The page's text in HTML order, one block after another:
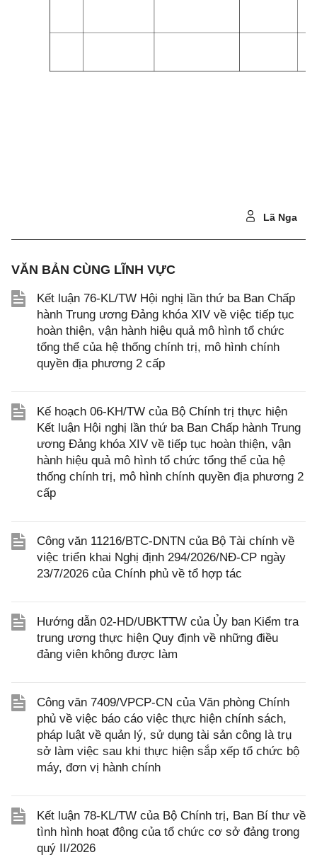
Lã Nga
VĂN BẢN CÙNG LĨNH VỰC
Kết luận 76-KL/TW Hội nghị lần thứ ba Ban Chấp
hành Trung ương Đảng khóa XIV về việc tiếp tục
hoàn thiện, vận hành hiệu quả mô hình tổ chức
tổng thể của hệ thống chính trị, mô hình chính
quyền địa phương 2 cấp
Kế hoạch 06-KH/TW của Bộ Chính trị thực hiện
Kết luận Hội nghị lần thứ ba Ban Chấp hành Trung
ương Đảng khóa XIV về tiếp tục hoàn thiện, vận
hành hiệu quả mô hình tổ chức tổng thể của hệ
thống chính trị, mô hình chính quyền địa phương 2
cấp
Công văn 11216/BTC-DNTN của Bộ Tài chính về
việc triển khai Nghị định 294/2026/NĐ-CP ngày
23/7/2026 của Chính phủ về tổ hợp tác
Hướng dẫn 02-HD/UBKTTW của Ủy ban Kiểm tra
trung ương thực hiện Quy định về những điều
đảng viên không được làm
Công văn 7409/VPCP-CN của Văn phòng Chính
phủ về việc báo cáo việc thực hiện chính sách,
pháp luật về quản lý, sử dụng tài sản công là trụ
sở làm việc sau khi thực hiện sắp xếp tổ chức bộ
máy, đơn vị hành chính
Kết luận 78-KL/TW của Bộ Chính trị, Ban Bí thư về
tình hình hoạt động của tổ chức cơ sở đảng trong
quý II/2026